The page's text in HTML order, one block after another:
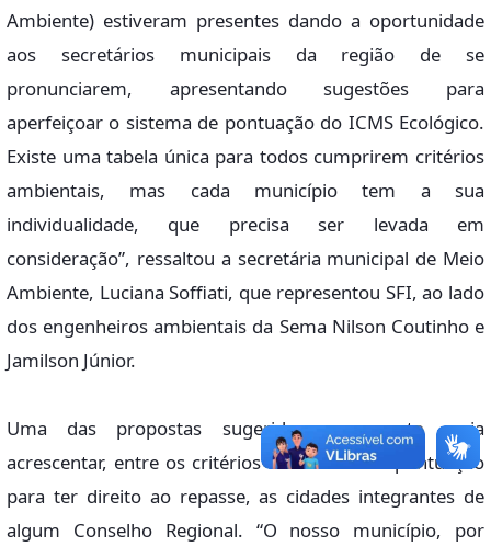
Ambiente) estiveram presentes dando a oportunidade
aos secretários municipais da região de se
pronunciarem, apresentando sugestões para
aperfeiçoar o sistema de pontuação do ICMS Ecológico.
Existe uma tabela única para todos cumprirem critérios
ambientais, mas cada município tem a sua
individualidade, que precisa ser levada em
consideração”, ressaltou a secretária municipal de Meio
Ambiente, Luciana Soffiati, que representou SFI, ao lado
dos engenheiros ambientais da Sema Nilson Coutinho e
Jamilson Júnior.
Uma das propostas sugeridas no evento seria
acrescentar, entre os critérios ambientais de pontuação
para ter direito ao repasse, as cidades integrantes de
algum Conselho Regional. “O nosso município, por